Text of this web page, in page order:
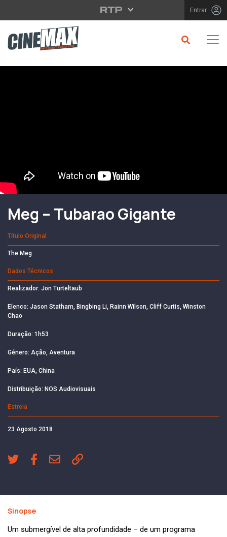
Saltar para o conteúdo principal Entrar
Filme em Cartaz
Meg – Tubarao Gigante
Título Original
The Meg
Dados Técnicos
Realizador: Jon Turteltaub
Elenco: Jason Statham, Bingbing Li, Rainn Wilson, Cliff Curtis, Winston
Chao
Duração: 1h53
Género: Ação, Aventura
País: EUA, China
Distribuição: NOS Audiovisuais
Estreia
23 Agosto 2018
Sinopse
Um submergível de alta profundidade – de um programa